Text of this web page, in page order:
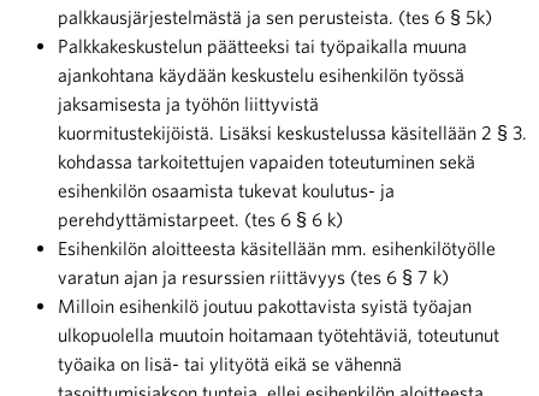
palkkausjärjestelmästä ja sen perusteista. (tes 6 § 5k)
Palkkakeskustelun päätteeksi tai työpaikalla muuna
ajankohtana käydään keskustelu esihenkilön työssä
jaksamisesta ja työhön liittyvistä
kuormitustekijöistä. Lisäksi keskustelussa käsitellään 2 § 3.
kohdassa tarkoitettujen vapaiden toteutuminen sekä
esihenkilön osaamista tukevat koulutus- ja
perehdyttämistarpeet. (tes 6 § 6 k)
Esihenkilön aloitteesta käsitellään mm. esihenkilötyölle
varatun ajan ja resurssien riittävyys (tes 6 § 7 k)
Milloin esihenkilö joutuu pakottavista syistä työajan
ulkopuolella muutoin hoitamaan työtehtäviä, toteutunut
työaika on lisä- tai ylityötä eikä se vähennä